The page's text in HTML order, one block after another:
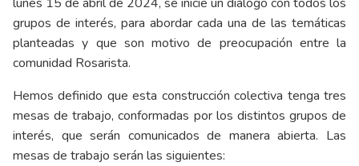
grupos de interés, para abordar cada una de las temáticas
planteadas y que son motivo de preocupación entre la
comunidad Rosarista.
Hemos definido que esta construcción colectiva tenga tres
mesas de trabajo, conformadas por los distintos grupos de
interés, que serán comunicados de manera abierta. Las
mesas de trabajo serán las siguientes: